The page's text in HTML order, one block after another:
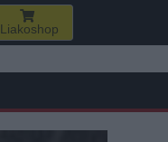
Liakoshop
για: